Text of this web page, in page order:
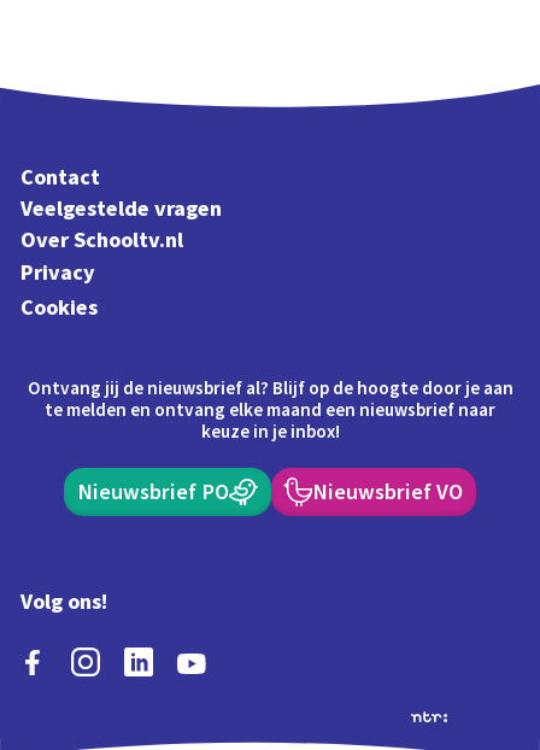
Contact
Veelgestelde vragen
Over Schooltv.nl
Privacy
Cookies
Ontvang jij de nieuwsbrief al? Blijf op de hoogte door je aan
te melden en ontvang elke maand een nieuwsbrief naar
keuze in je inbox!
Nieuwsbrief PO Nieuwsbrief VO
Volg ons!